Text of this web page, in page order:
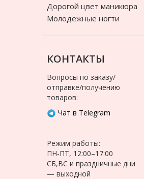
Дорогой цвет маникюра
Молодежные ногти
КОНТАКТЫ
Вопросы по заказу/
отправке/получению
товаров:
Чат в Telegram
Режим работы:
ПН-ПТ, 12:00–17:00
СБ,ВС и праздничные дни
— выходной